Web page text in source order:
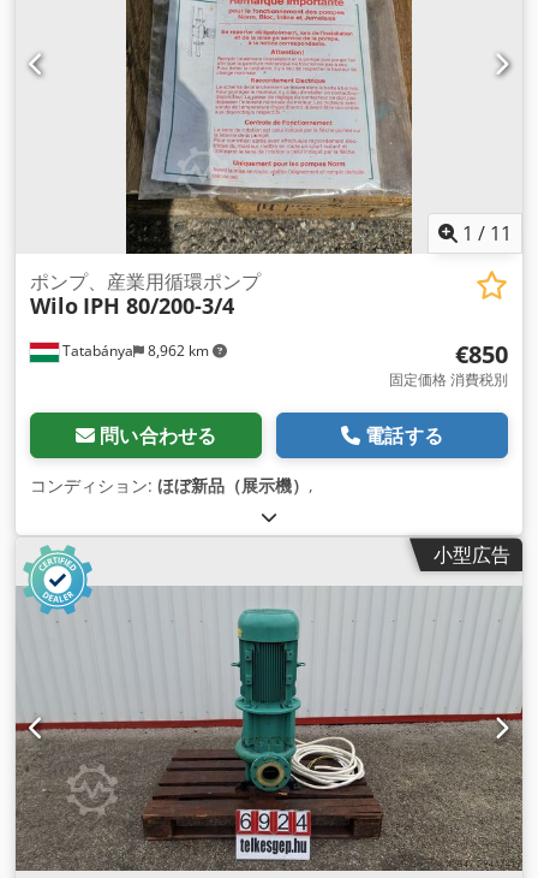
1 / 11
Tatabánya 8,962 km
ポンプ、産業用循環ポンプ
Wilo IPH 80/200-3/4
€850
固定価格 消費税別
問い合わせる 電話する
コンディション: ほぼ新品（展示機） ,
小型広告